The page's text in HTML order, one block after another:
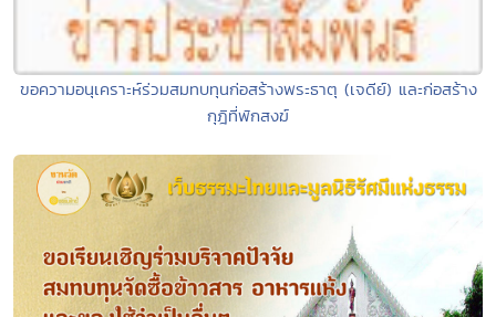
ขอความอนุเคราะห์ร่วมสมทบทุนก่อสร้างพระธาตุ (เจดีย์) และก่อสร้าง
กุฎิที่พักสงฆ์